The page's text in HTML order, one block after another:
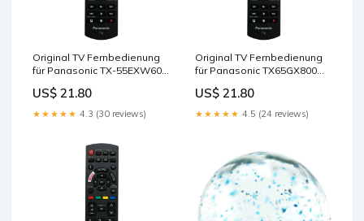
Original TV Fernbedienung
für Panasonic TX-55EXW604
figur
US$ 21.80
★★★★★ 4.3 (30 reviews)
Original TV Fernbedienung
für Panasonic TX65GX800
US$ 21.80
★★★★★ 4.5 (24 reviews)